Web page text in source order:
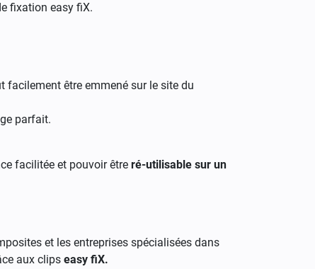
fixation easy fiX.
être emmené sur le site du
parfait.
facilitée et pouvoir être ré-utilisable sur un
et les entreprises spécialisées dans
aux clips easy fiX.